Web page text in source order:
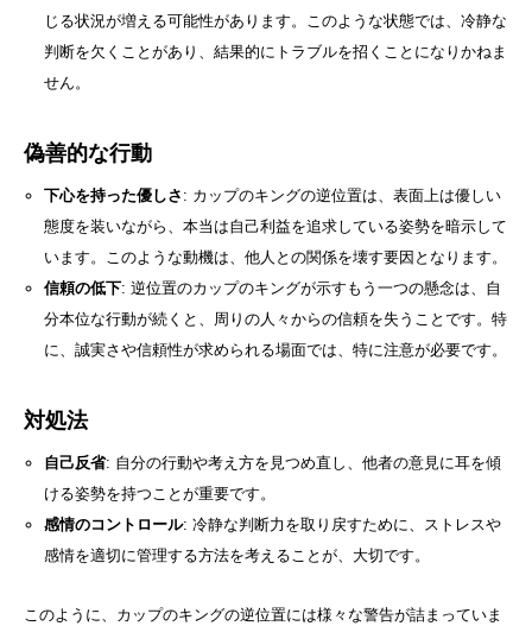
じる状況が増える可能性があります。このような状態では、冷静な
判断を欠くことがあり、結果的にトラブルを招くことになりかねま
せん。
偽善的な行動
下心を持った優しさ : カップのキングの逆位置は、表面上は優しい
態度を装いながら、本当は自己利益を追求している姿勢を暗示して
います。このような動機は、他人との関係を壊す要因となります。
信頼の低下: 逆位置のカップのキングが示すもう一つの懸念は、自
分本位な行動が続くと、周りの人々からの信頼を失うことです。特
に、誠実さや信頼性が求められる場面では、特に注意が必要です。
対処法
自己反省: 自分の行動や考え方を見つめ直し、他者の意見に耳を傾
ける姿勢を持つことが重要です。
感情のコントロール: 冷静な判断力を取り戻すために、ストレスや
感情を適切に管理する方法を考えることが、大切です。
このように、カップのキングの逆位置には様々な警告が詰まっていま